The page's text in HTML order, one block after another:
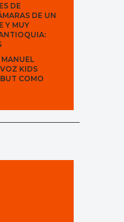
DE
DE UN
Y MUY
MANUEL
KIDS
COMO